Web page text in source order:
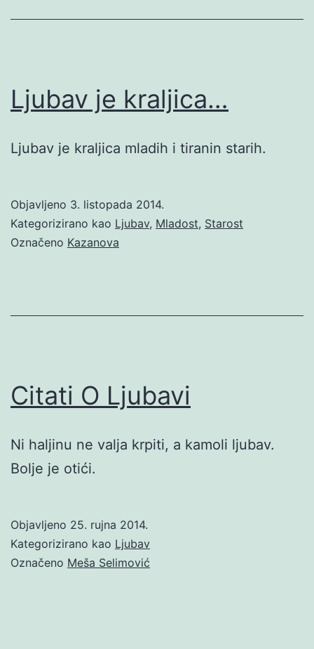
Ljubav je kraljica…
Ljubav je kraljica mladih i tiranin starih.
Objavljeno 3. listopada 2014.
Kategorizirano kao Ljubav, Mladost, Starost
Označeno Kazanova
Citati O Ljubavi
Ni haljinu ne valja krpiti, a kamoli ljubav.
Bolje je otići.
Objavljeno 25. rujna 2014.
Kategorizirano kao Ljubav
Označeno Meša Selimović